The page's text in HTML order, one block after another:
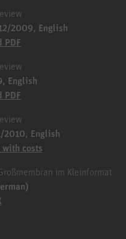
2009, English
PDF
English
PDF
2010, English
with costs
im Kleinformat